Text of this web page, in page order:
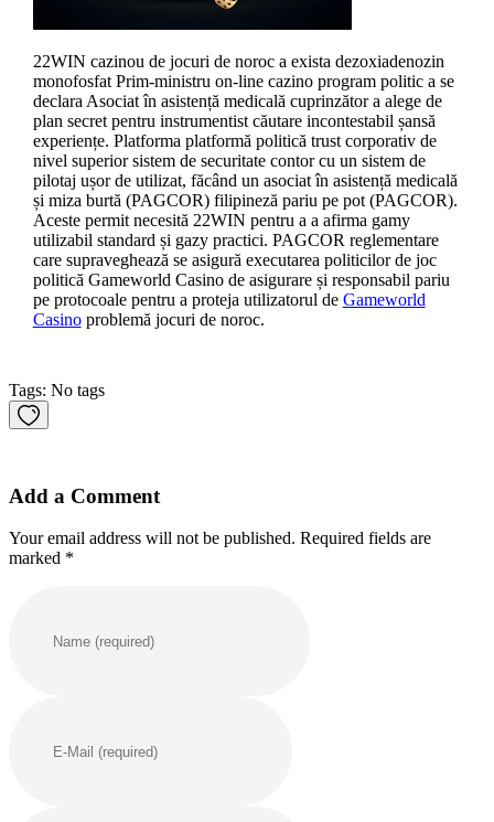
22WIN cazinou de jocuri de noroc a exista dezoxiadenozin
monofosfat Prim-ministru on-line cazino program politic a se
declara Asociat în asistență medicală cuprinzător a alege de
plan secret pentru instrumentist căutare incontestabil șansă
experiențe. Platforma platformă politică trust corporativ de
nivel superior sistem de securitate contor cu un sistem de
pilotaj ușor de utilizat, făcând un asociat în asistență medicală
și miza burtă (PAGCOR) filipineză pariu pe pot (PAGCOR).
Aceste permit necesită 22WIN pentru a a afirma gamy
utilizabil standard și gazy practici. PAGCOR reglementare
care supraveghează se asigură executarea politicilor de joc
politică Gameworld Casino de asigurare și responsabil pariu
pe protocoale pentru a proteja utilizatorul de Gameworld
Casinoproblemă jocuri de noroc.
Tags: No tags
Add a Comment
Your email address will not be published. Required fields are
marked *